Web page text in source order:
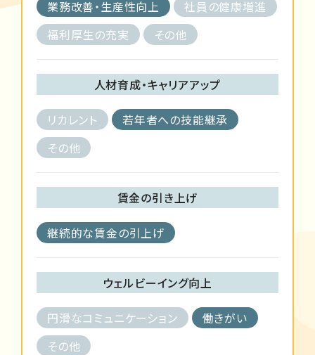
業務改善・生産性向上
社員の健康増進
福利厚生の充実
その他
人材育成・キャリアアップ
リカレント
若年者への技能継承
その他
賃金の引き上げ
継続的な賃金の引上げ
ウェルビーイング向上
円滑なコミュニケーション
働きがい
その他